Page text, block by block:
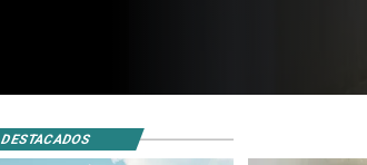
DESTACADOS